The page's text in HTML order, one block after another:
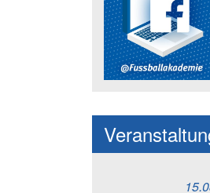
Social